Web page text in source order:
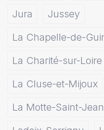
Jura
Jussey
La Chapelle-de-
La Charité-sur-Loire
La Cluse-et-Mijoux
La Motte-Saint-Jean